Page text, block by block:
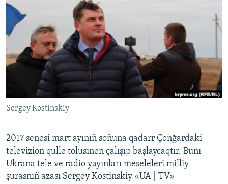
SÜRET
BLOGLAR
FİKİR
Русский
Українською
QOŞULIÑIZ!
RFE/RS bütün saytları
Sergey Kostinskiy
2017 senesi mart ayınıñ soñuna qadarr Çonğardaki
televizion qulle tolusınen çalışıp başlaycaqtır. Bunı
Ukrana tele ve radio yayınları meseleleri milliy
şurasnıñ azası Sergey Kostinskiy «UA | TV»